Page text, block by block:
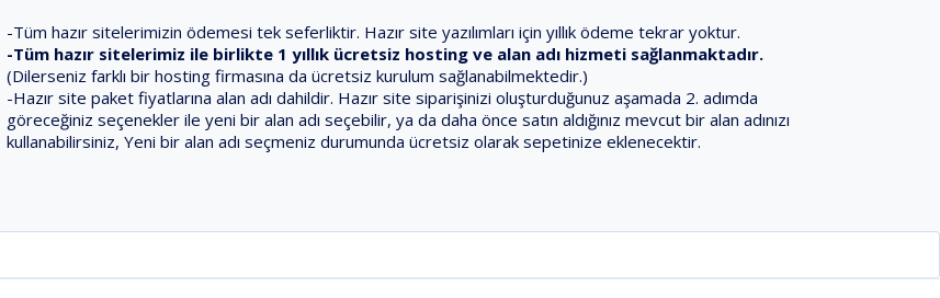
-Tüm hazır sitelerimizin ödemesi tek seferliktir. Hazır site yazılımları için yıllık ödeme tekrar yoktur.
-Tüm hazır sitelerimiz ile birlikte 1 yıllık ücretsiz hosting ve alan adı hizmeti sağlanmaktadır.
(Dilerseniz farklı bir hosting firmasına da ücretsiz kurulum sağlanabilmektedir.)
-Hazır site paket fiyatlarına alan adı dahildir. Hazır site siparişinizi oluşturduğunuz aşamada 2. adımda
göreceğiniz seçenekler ile yeni bir alan adı seçebilir, ya da daha önce satın aldığınız mevcut bir alan adınızı
kullanabilirsiniz, Yeni bir alan adı seçmeniz durumunda ücretsiz olarak sepetinize eklenecektir.